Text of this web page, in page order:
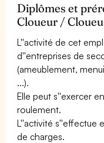
Diplômes et
Cloueur /
L''activité de cet
d''entreprises de
(ameublement,
...).
Elle peut s''exercer
roulement.
L''activité s''effectue
de charges.